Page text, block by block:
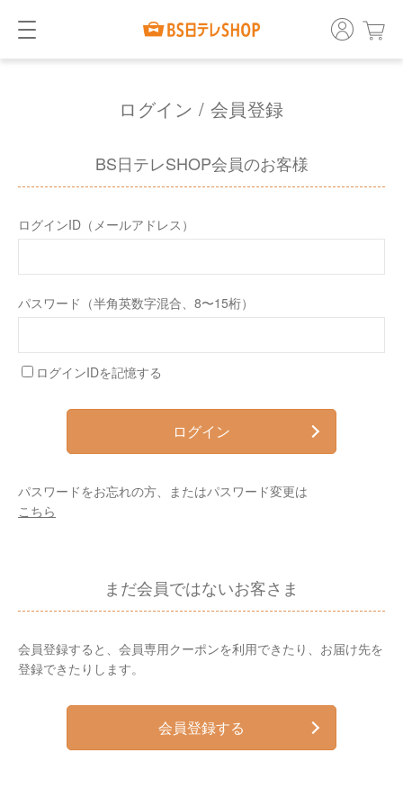
ログイン / 会員登録
BS日テレSHOP会員のお客様
ログインID（メールアドレス）
パスワード（半角英数字混合、8〜15桁）
ログインIDを記憶する
ログイン
パスワードをお忘れの方、またはパスワード変更は
こちら
まだ会員ではないお客さま
会員登録すると、会員専用クーポンを利用できたり、お届け先を
登録できたりします。
会員登録する